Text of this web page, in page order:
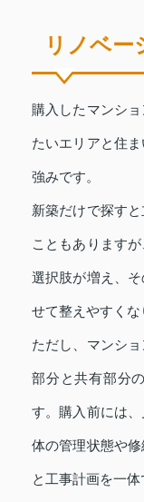
リノベー
購入したマンシ
たいエリアと住
強みです。
新築だけで探す
こともあります
選択肢が増え、
せて整えやすくな
ただし、マンシ
部分と共有部分
す。購入前には
体の管理状態や
と工事計画を一体